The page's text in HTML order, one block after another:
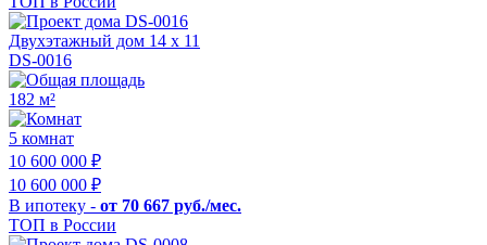
Двухэтажный дом 14 х 11
DS-0016
182 м²
5 комнат
10 600 000 ₽
10 600 000 ₽
В ипотеку - от 70 667 руб./мес.
ТОП в России